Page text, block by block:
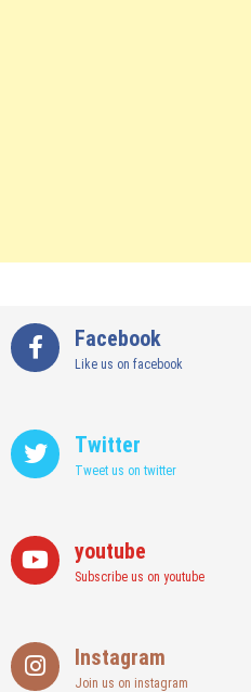
Facebook
Like us on facebook
Twitter
Tweet us on twitter
youtube
Subscribe us on youtube
Instagram
Join us on instagram